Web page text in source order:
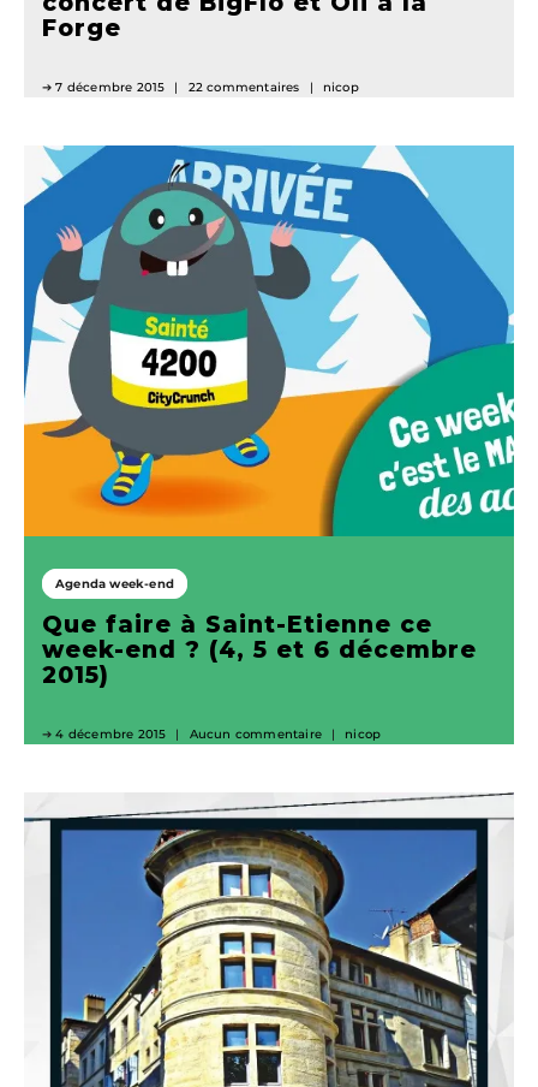
Forge
7 décembre 2015 22 commentaires nicop
Agenda week-end
Que faire à Saint-Etienne ce
week-end ? (4, 5 et 6 décembre
2015)
4 décembre 2015 Aucun commentaire nicop